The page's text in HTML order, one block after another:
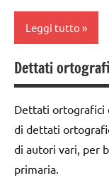
DELL'ANNO
LINGUAGGIO
SCIENZE
scienze:
piante
STAGIONI
dettati
ortografici
Festa
degli
alberi
FESTE
DELL'ANNO
LINGUAGGIO
3a
classe
classe
dettati
Leggi tutto
Autunno
1a
Dettati
Dettati ortografici
di dettati
di autori vari, per
primaria.